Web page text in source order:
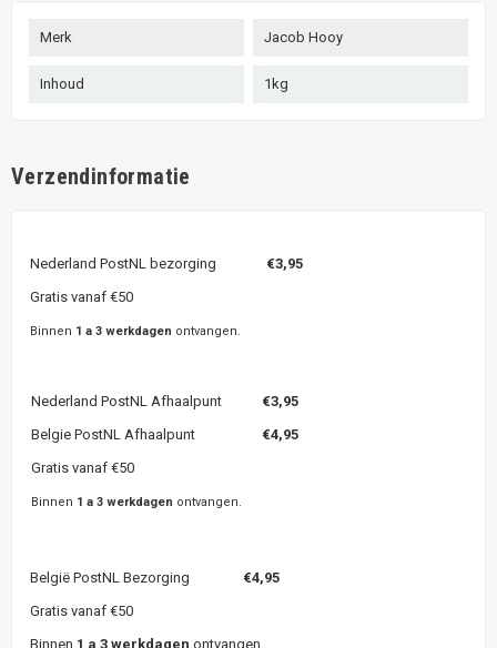
Merk Jacob Hooy
Inhoud 1kg
Verzendinformatie
Nederland PostNL bezorging €3,95
Gratis vanaf €50
Binnen 1 a 3 werkdagen ontvangen.
Nederland PostNL Afhaalpunt €3,95
Belgie PostNL Afhaalpunt
€4,95
Gratis vanaf €50
Binnen 1 a 3 werkdagen ontvangen.
België PostNL Bezorging €4,95
Gratis vanaf €50
Binnen 1 a 3 werkdagen ontvangen.